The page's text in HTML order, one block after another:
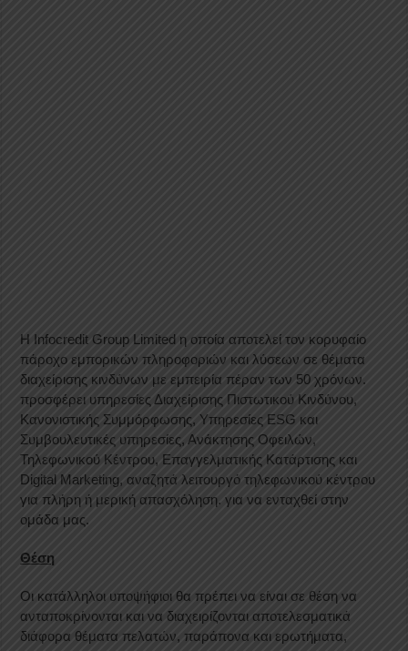
Η Infocredit Group Limited η οποία αποτελεί τον κορυφαίο
πάροχο εμπορικών πληροφοριών και λύσεων σε θέματα
διαχείρισης κινδύνων με εμπειρία πέραν των 50 χρόνων.
προσφέρει υπηρεσίες Διαχείρισης Πιστωτικού Κινδύνου,
Κανονιστικής Συμμόρφωσης, Υπηρεσίες ESG και
Συμβουλευτικές υπηρεσίες, Ανάκτησης Οφειλών,
Τηλεφωνικού Κέντρου, Επαγγελματικής Κατάρτισης και
Digital Marketing, αναζητά λειτουργό τηλεφωνικού κέντρου
για πλήρη ή μερική απασχόληση. για να ενταχθεί στην
ομάδα μας.
Θέση
Οι κατάλληλοι υποψήφιοι θα πρέπει να είναι σε θέση να
ανταποκρίνονται και να διαχειρίζονται αποτελεσματικά
διάφορα θέματα πελατών, παράπονα και ερωτήματα,